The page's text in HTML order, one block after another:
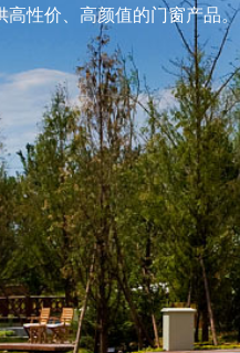
高性价、高颜值的门窗产品。